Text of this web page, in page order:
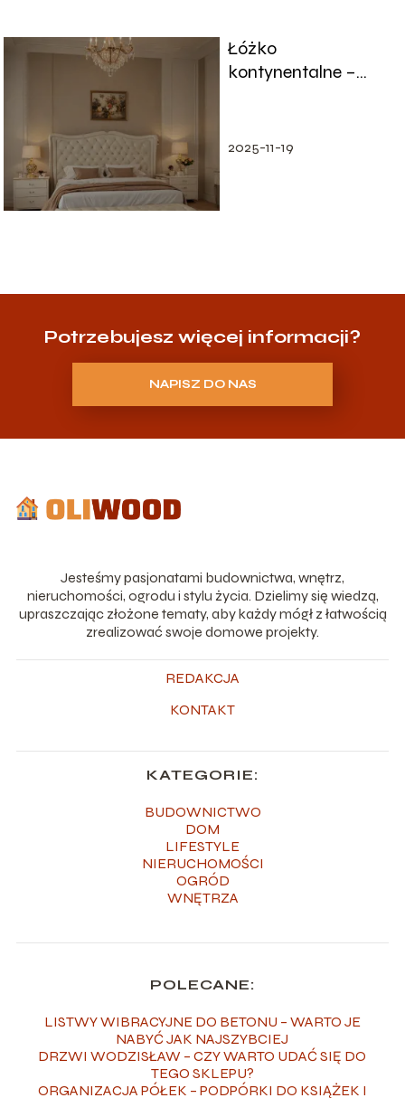
Łóżko
kontynentalne –
klasycznego
2025-11-19
Potrzebujesz więcej informacji?
NAPISZ DO NAS
Jesteśmy pasjonatami budownictwa, wnętrz,
nieruchomości, ogrodu i stylu życia. Dzielimy się wiedzą,
upraszczając złożone tematy, aby każdy mógł z łatwością
zrealizować swoje domowe projekty.
REDAKCJA
KONTAKT
KATEGORIE:
BUDOWNICTWO
DOM
LIFESTYLE
NIERUCHOMOŚCI
OGRÓD
WNĘTRZA
POLECANE:
LISTWY WIBRACYJNE DO BETONU – WARTO JE
NABYĆ JAK NAJSZYBCIEJ
DRZWI WODZISŁAW – CZY WARTO UDAĆ SIĘ DO
TEGO SKLEPU?
ORGANIZACJA PÓŁEK – PODPÓRKI DO KSIĄŻEK I